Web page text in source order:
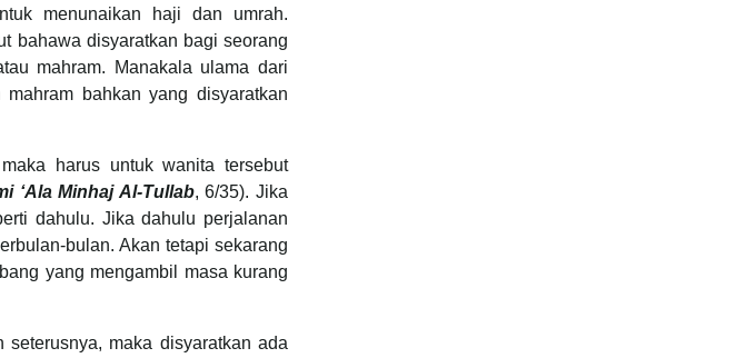
menunaikan haji dan umrah.
bahawa disyaratkan bagi seorang
mahram. Manakala ulama dari
bahkan yang disyaratkan
harus untuk wanita tersebut
‘Ala Minhaj Al-Tullab, 6/35). Jika
dahulu. Jika dahulu perjalanan
bulan. Akan tetapi sekarang
yang mengambil masa kurang
maka disyaratkan ada